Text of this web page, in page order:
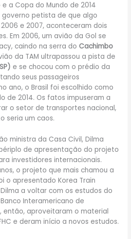
a Copa do Mundo de 2014
petista de que algo
e 2007, aconteceram dois
Em 2006, um avião da Gol se
caindo na serra do Cachimbo
da TAM ultrapassou a pista de
e se chocou com o prédio da
seus passageiros
ano, o Brasil foi escolhido como
de 2014. Os fatos impuseram a
o setor de transportes nacional,
seria um caos.
ministra da Casa Civil, Dilma
de apresentação do projeto
investidores internacionais.
o projeto que mais chamou a
o apresentado Korea Train
a voltar com os estudos do
Interamericano de
então, aproveitaram o material
e deram início a novos estudos.